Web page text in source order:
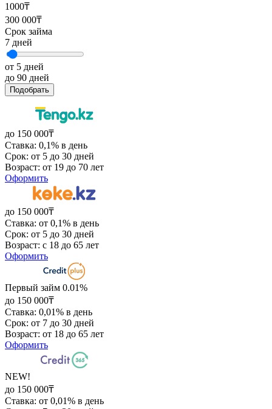
1000₸
300 000₸
Срок займа
7 дней
от 5 дней
до 90 дней
Подобрать
до 150 000₸
Ставка: 0,1% в день
Срок: от 5 до 30 дней
Возраст: от 19 до 70 лет
Оформить
до 150 000₸
Ставка: от 0,1% в день
Срок: от 5 до 30 дней
Возраст: с 18 до 65 лет
Оформить
Первый займ 0.01%
до 150 000₸
Ставка: 0,01% в день
Срок: от 7 до 30 дней
Возраст: от 18 до 65 лет
Оформить
NEW!
до 150 000₸
Ставка: от 0,01% в день